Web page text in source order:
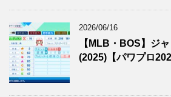
2026/06/16
【MLB・BOS】ジ
(2025)【パワプロ